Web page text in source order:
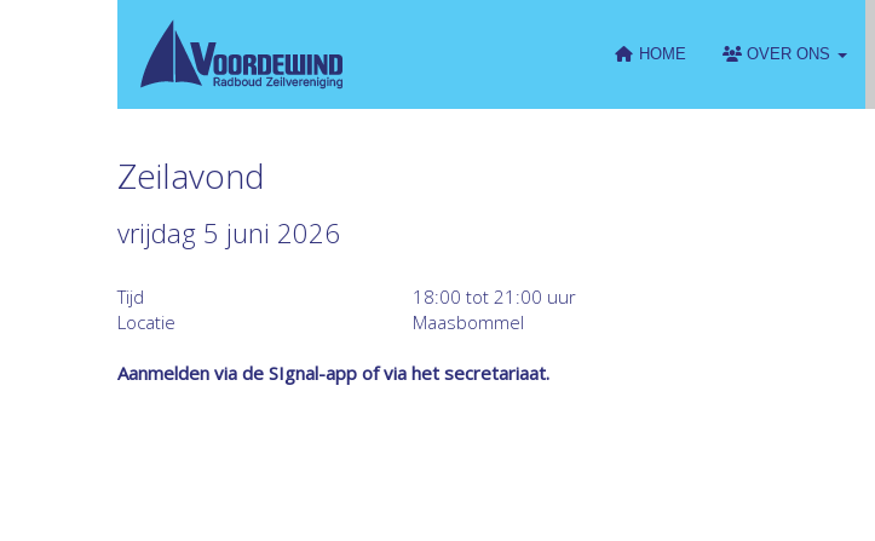
HOME OVER ONS
Zeilavond
vrijdag 5 juni 2026
Tijd
18:00 tot 21:00 uur
Locatie
Maasbommel
Aanmelden via de SIgnal-app of via het secretariaat.